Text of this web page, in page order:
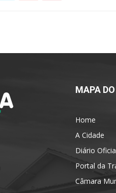
MAPA
Home
A Cidade
Diário
Portal da
Câmara